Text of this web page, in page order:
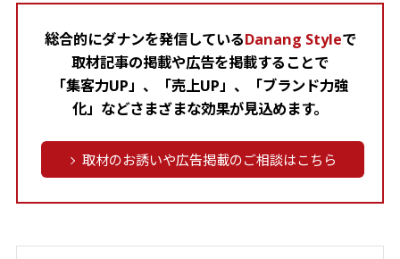
総合的にダナンを発信しているDanang Styleで
取材記事の掲載や広告を掲載することで
「集客力UP」、「売上UP」、「ブランド力強
化」などさまざまな効果が見込めます。
取材のお誘いや広告掲載のご相談はこちら